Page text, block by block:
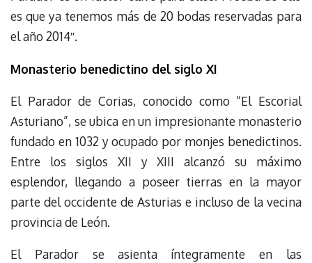
es que ya tenemos más de 20 bodas reservadas para
el año 2014″.
Monasterio benedictino del siglo XI
El Parador de Corias, conocido como “El Escorial
Asturiano”, se ubica en un impresionante monasterio
fundado en 1032 y ocupado por monjes benedictinos.
Entre los siglos XII y XIII alcanzó su máximo
esplendor, llegando a poseer tierras en la mayor
parte del occidente de Asturias e incluso de la vecina
provincia de León.
El Parador se asienta íntegramente en las